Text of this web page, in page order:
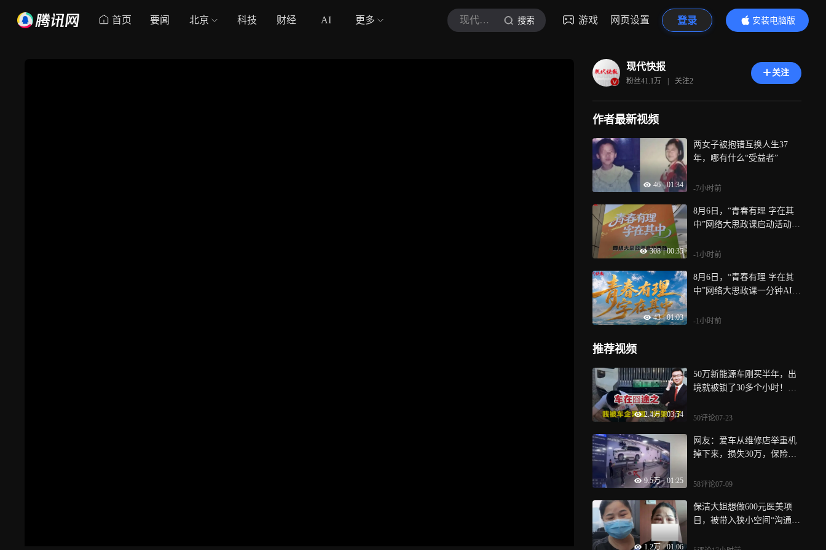
首页 要闻 北京 科技 财经 AI 更多 现代快报 搜索 游戏 网页设置 登录
安装电脑版
内容更精彩
现代快报
粉丝41.1万 | 关注2
关注
作者最新视频
46 | 01:34
两女子被抱错互换人生37
年，哪有什么“受益者”
-7小时前
308 | 00:35
8月6日，“青春有理 字在其
中”网络大思政课启动活动在
-1小时前
43 | 01:03
8月6日，“青春有理 字在其
中”网络大思政课一分钟AI概
-1小时前
推荐视频
2.4万 | 03:54
50万新能源车刚买半年，出
境就被锁了30多个小时！客
50评论07-23
9.5万 | 01:25
网友：爱车从维修店举重机
掉下来，损失30万，保险和
58评论07-09
1.2万 | 01:06
保洁大姐想做600元医美项
目，被带入狭小空间“沟通”
消费不准出来”